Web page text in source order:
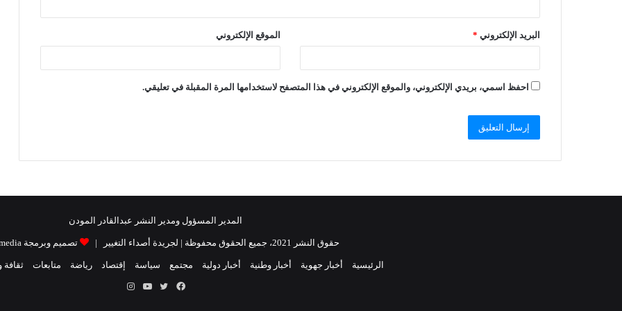
البريد الإلكتروني * الموقع الإلكتروني
احفظ اسمي، بريدي الإلكتروني، والموقع الإلكتروني في هذا المتصفح لاستخدامها المرة المقبلة في تعليقي.
المدير المسؤول ومدير النشر عبدالقادر المودن
حقوق النشر 2021، جميع الحقوق محفوظة | لجريدة أصداء التغيير | تصميم وبرمجة Raidat media
الرئيسية أخبار جهوية أخبار وطنية أخبار دولية مجتمع سياسة إقتصاد رياضة متابعات ثقافة
فيسبوك
تويتريوتيوبانستقرام